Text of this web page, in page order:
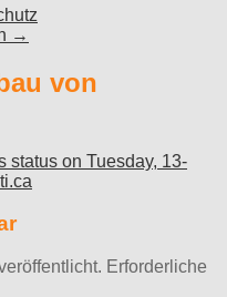
→
von
status on Tuesday, 13-
Erforderliche